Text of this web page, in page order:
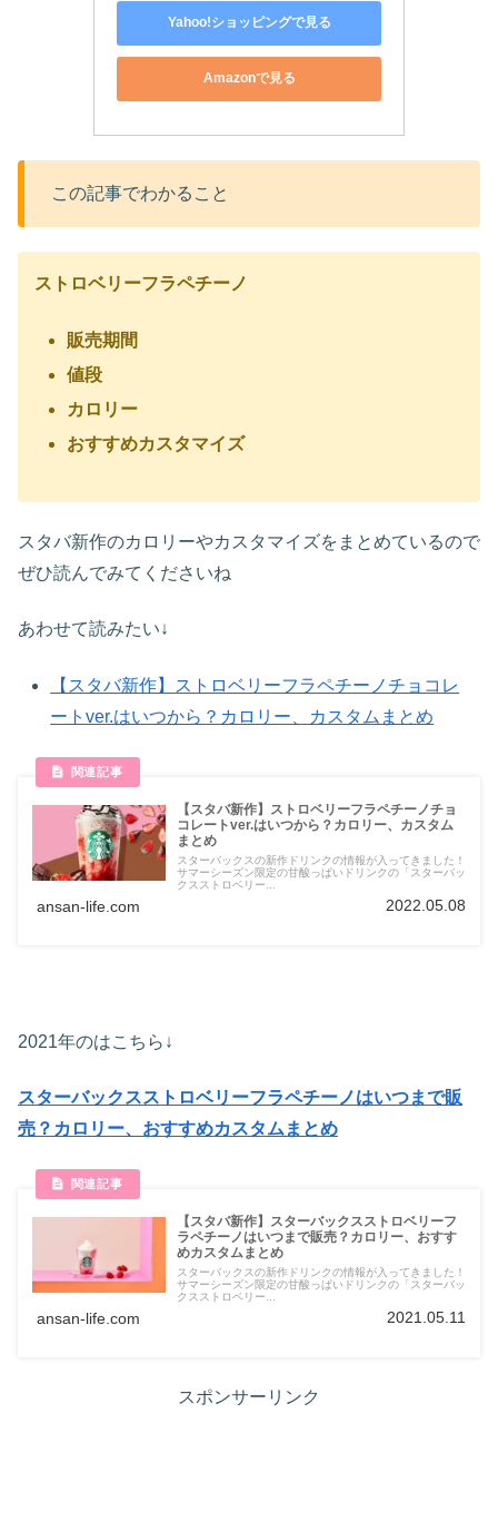
Yahoo!ショッピングで見る
Amazonで見る
この記事でわかること
ストロベリーフラペチーノ
販売期間
値段
カロリー
おすすめカスタマイズ
スタバ新作のカロリーやカスタマイズをまとめているので
ぜひ読んでみてくださいね
あわせて読みたい↓
【スタバ新作】ストロベリーフラペチーノチョコレ
ートver.はいつから？カロリー、カスタムまとめ
【スタバ新作】ストロベリーフラペチーノチョ
コレートver.はいつから？カロリー、カスタム
まとめ
スターバックスの新作ドリンクの情報が入ってきました！
サマーシーズン限定の甘酸っぱいドリンクの「スターバッ
クスストロベリー...
ansan-life.com 2022.05.08
2021年のはこちら↓
スターバックスストロベリーフラペチーノはいつまで販
売？カロリー、おすすめカスタムまとめ
【スタバ新作】スターバックスストロベリーフ
ラペチーノはいつまで販売？カロリー、おすす
めカスタムまとめ
スターバックスの新作ドリンクの情報が入ってきました！
サマーシーズン限定の甘酸っぱいドリンクの「スターバッ
クスストロベリー...
ansan-life.com 2021.05.11
スポンサーリンク